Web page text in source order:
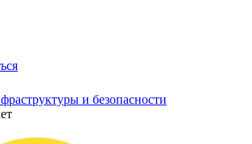
и безопасности